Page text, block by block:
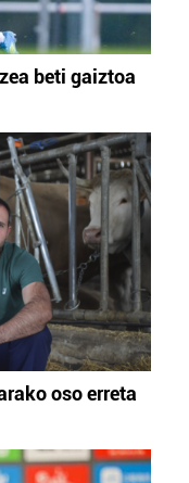
beti gaiztoa
oso erreta